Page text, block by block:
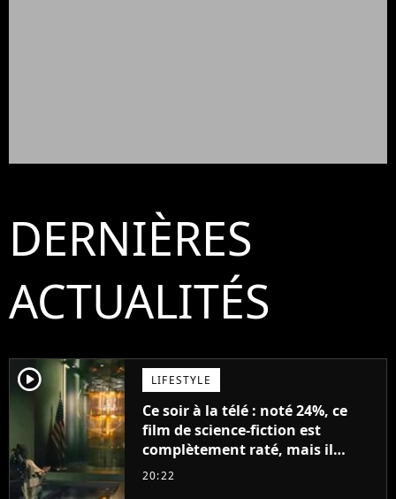
DERNIÈRES
ACTUALITÉS
player2 LIFESTYLE
Ce soir à la télé : noté 24%, ce
film de science-fiction est
complètement raté, mais il
aurait pu être encore pire à
20:22